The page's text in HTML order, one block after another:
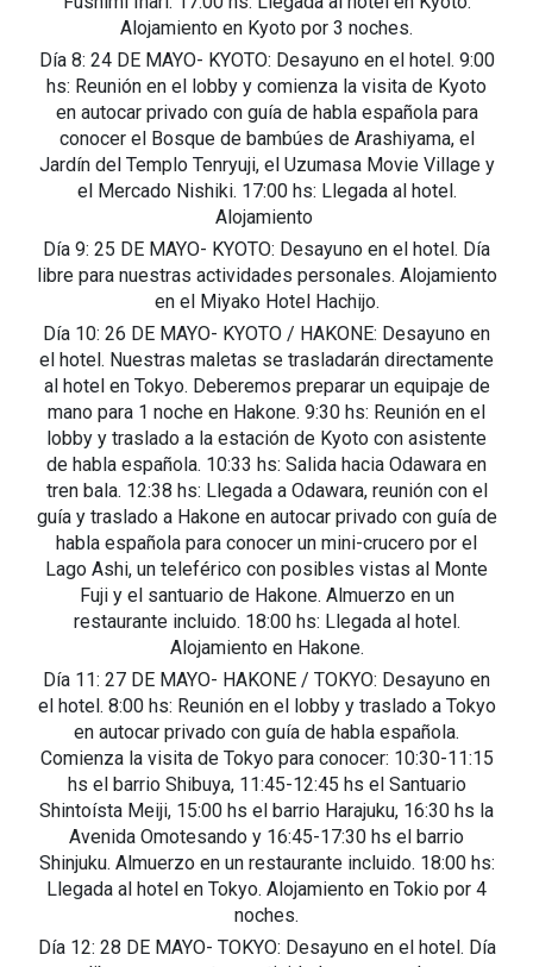
Alojamiento en Kyoto por 3 noches.
Día 8: 24 DE MAYO- KYOTO: Desayuno en el hotel. 9:00
hs: Reunión en el lobby y comienza la visita de Kyoto
en autocar privado con guía de habla española para
conocer el Bosque de bambúes de Arashiyama, el
Jardín del Templo Tenryuji, el Uzumasa Movie Village y
el Mercado Nishiki. 17:00 hs: Llegada al hotel.
Alojamiento
Día 9: 25 DE MAYO- KYOTO: Desayuno en el hotel. Día
libre para nuestras actividades personales. Alojamiento
en el Miyako Hotel Hachijo.
Día 10: 26 DE MAYO- KYOTO / HAKONE: Desayuno en
el hotel. Nuestras maletas se trasladarán directamente
al hotel en Tokyo. Deberemos preparar un equipaje de
mano para 1 noche en Hakone. 9:30 hs: Reunión en el
lobby y traslado a la estación de Kyoto con asistente
de habla española. 10:33 hs: Salida hacia Odawara en
tren bala. 12:38 hs: Llegada a Odawara, reunión con el
guía y traslado a Hakone en autocar privado con guía de
habla española para conocer un mini-crucero por el
Lago Ashi, un teleférico con posibles vistas al Monte
Fuji y el santuario de Hakone. Almuerzo en un
restaurante incluido. 18:00 hs: Llegada al hotel.
Alojamiento en Hakone.
Día 11: 27 DE MAYO- HAKONE / TOKYO: Desayuno en
el hotel. 8:00 hs: Reunión en el lobby y traslado a Tokyo
en autocar privado con guía de habla española.
Comienza la visita de Tokyo para conocer: 10:30-11:15
hs el barrio Shibuya, 11:45-12:45 hs el Santuario
Shintoísta Meiji, 15:00 hs el barrio Harajuku, 16:30 hs la
Avenida Omotesando y 16:45-17:30 hs el barrio
Shinjuku. Almuerzo en un restaurante incluido. 18:00 hs:
Llegada al hotel en Tokyo. Alojamiento en Tokio por 4
noches.
Día 12: 28 DE MAYO- TOKYO: Desayuno en el hotel. Día